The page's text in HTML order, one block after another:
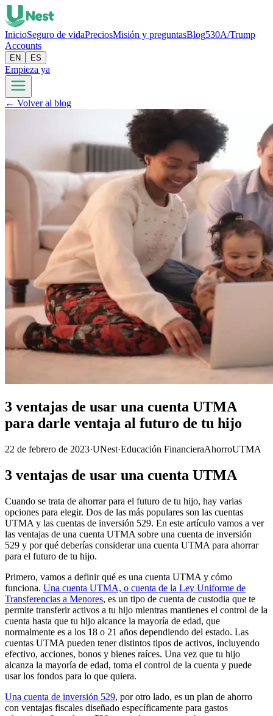
InicioSeguro de vidaPreciosMisión y preguntasBlog530A/Trump
Accounts
EN ES
Empieza ya
← Volver al blog
3 ventajas de usar una cuenta UTMA
para darle ventaja al futuro de tu hijo
22 de febrero de 2023·UNest·Educación FinancieraAhorroUTMA
3 ventajas de usar una cuenta UTMA
Cuando se trata de ahorrar para el futuro de tu hijo, hay varias
opciones para elegir. Dos de las más populares son las cuentas
UTMA y las cuentas de inversión 529. En este artículo vamos a ver
las ventajas de una cuenta UTMA sobre una cuenta de inversión
529 y por qué deberías considerar una cuenta UTMA para ahorrar
para el futuro de tu hijo.
Primero, vamos a definir qué es una cuenta UTMA y cómo
funciona. Una cuenta UTMA, o cuenta de la Ley Uniforme de
Transferencias a Menores, es un tipo de cuenta de custodia que te
permite transferir activos a tu hijo mientras mantienes el control de la
cuenta hasta que tu hijo alcance la mayoría de edad, que
normalmente es a los 18 o 21 años dependiendo del estado. Las
cuentas UTMA pueden tener distintos tipos de activos, incluyendo
efectivo, acciones, bonos y bienes raíces. Una vez que tu hijo
alcanza la mayoría de edad, toma el control de la cuenta y puede
usar los fondos para lo que quiera.
Una cuenta de inversión 529, por otro lado, es un plan de ahorro
con ventajas fiscales diseñado específicamente para gastos